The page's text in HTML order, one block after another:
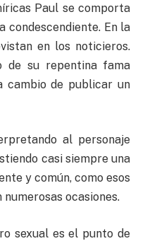
Paul se comporta
condescendiente. En la
en los noticieros.
de su repentina fama
cambio de publicar un
al personaje
casi siempre una
y común, como esos
ocasiones.
sexual es el punto de